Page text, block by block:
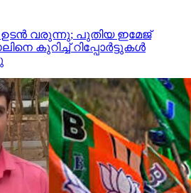
വരുന്നു; പുതിയ ഇമേജ്
കുറിച്ച് റിപ്പോര്‍ട്ടുകള്‍